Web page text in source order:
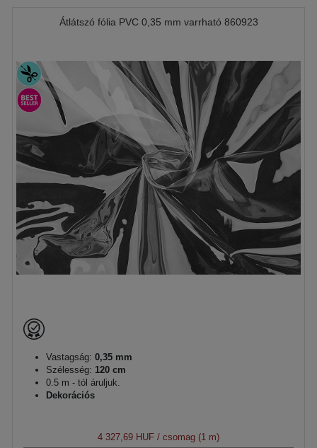
Átlátszó fólia PVC 0,35 mm varrható 860923
Vastagság: 0,35 mm
Szélesség: 120 cm
0.5 m - tól áruljuk.
Dekorációs
4 327,69 HUF / csomag (1 m)